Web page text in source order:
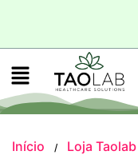
Início / Loja Taolab